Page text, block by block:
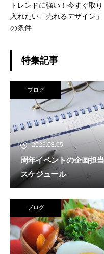
トレンドに強い！今すぐ取り
入れたい「売れるデザイン」
の条件
特集記事
ブログ
2026.08.05
周年イベントの企画担
スケジュール
ブログ